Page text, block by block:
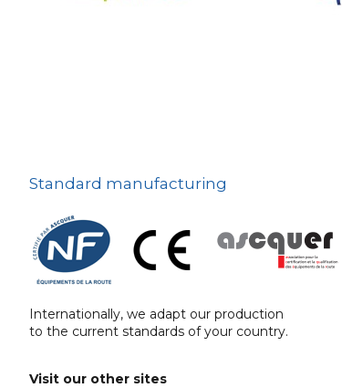
On-board road signs
Standard manufacturing
Internationally, we adapt our production
to the current standards of your country.
Visit our other sites